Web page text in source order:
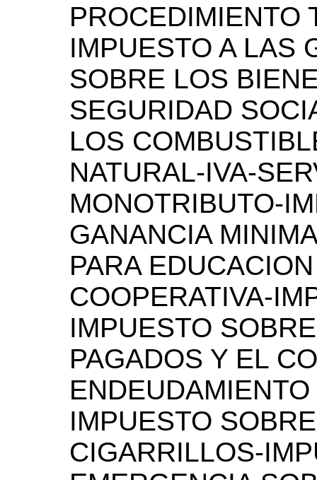
PROCEDIMIENTO
IMPUESTO A LAS
SOBRE LOS
SEGURIDAD
LOS
NATURAL-IVA-
MONOTRIBUTO-
GANANCIA
PARA
COOPERATIVA-
IMPUESTO
PAGADOS Y EL
IMPUESTO
CIGARRILLOS-